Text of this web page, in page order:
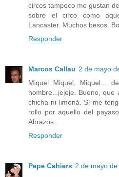
circos tampoco me gustan
sobre el circo como
Lancaster. Muchos besos.
Responder
Marcos Callau 2 de mayo
Miquel Miquel, Miquel...
hombre...jejeje. Bueno,
chicha ni limoná. Si me
rollo por aquello del
Abrazos.
Responder
Pepe Cahiers 2 de mayo